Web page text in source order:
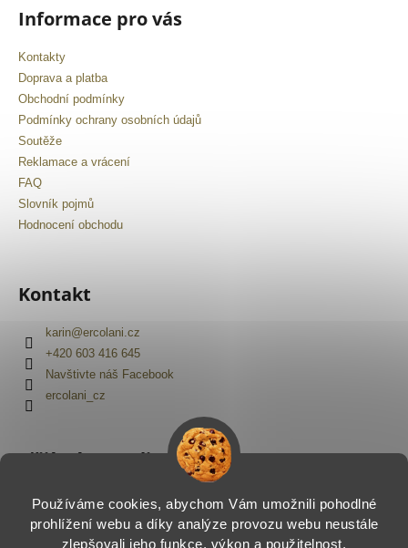
Používáme cookies, abychom Vám umožnili pohodlné
prohlížení webu a díky analýze provozu webu neustále
zlepšovali jeho funkce, výkon a použitelnost.
Informace pro vás
Kontakty
Doprava a platba
Obchodní podmínky
Podmínky ochrany osobních údajů
Soutěže
Reklamace a vrácení
FAQ
Slovník pojmů
Hodnocení obchodu
Kontakt
karin@ercolani.cz
+420 603 416 645
Navštivte náš Facebook
ercolani_cz
Přijímáme online platby